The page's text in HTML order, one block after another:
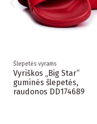
Šlepetės vyrams
Vyriškos „Big Star“
guminės šlepetės,
raudonos DD174689